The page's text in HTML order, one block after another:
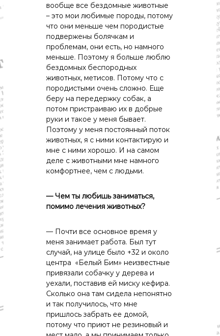
вообще все бездомные животные
– это мои любимые породы, потому
что они меньше чем породистые
подвержены болячкам и
проблемам, они есть, но намного
меньше. Поэтому я больше люблю
бездомных беспородных
животных, метисов. Потому что с
породистыми очень сложно. Еще
беру на передержку собак, а
потом пристраиваю их в добрые
руки и такое у меня бывает.
Поэтому у меня постоянный поток
животных, я с ними контактирую и
мне с ними хорошо. И на самом
деле с животными мне намного
комфортнее, чем с людьми.
— Чем ты любишь заниматься,
помимо лечения животных?
— Почти все основное время у
меня занимает работа. Был тут
случай, на улице было +32 и около
центра «Белый Бим» неизвестные
привязали собачку у дерева и
уехали, поставив ей миску кефира.
Сколько она там сидела непонятно
и так получилось, что мне
пришлось забрать ее домой,
потому что приют не резиновый и